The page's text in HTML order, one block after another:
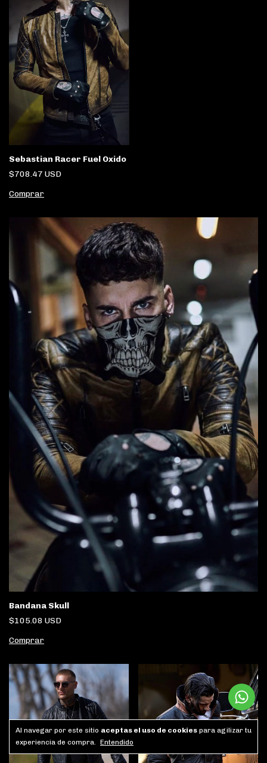
Al navegar por este sitio aceptas el uso de cookies para agilizar tu
experiencia de compra. Entendido
Sebastian Racer Fuel Oxido
$708.47 USD
Comprar
Bandana Skull
$105.08 USD